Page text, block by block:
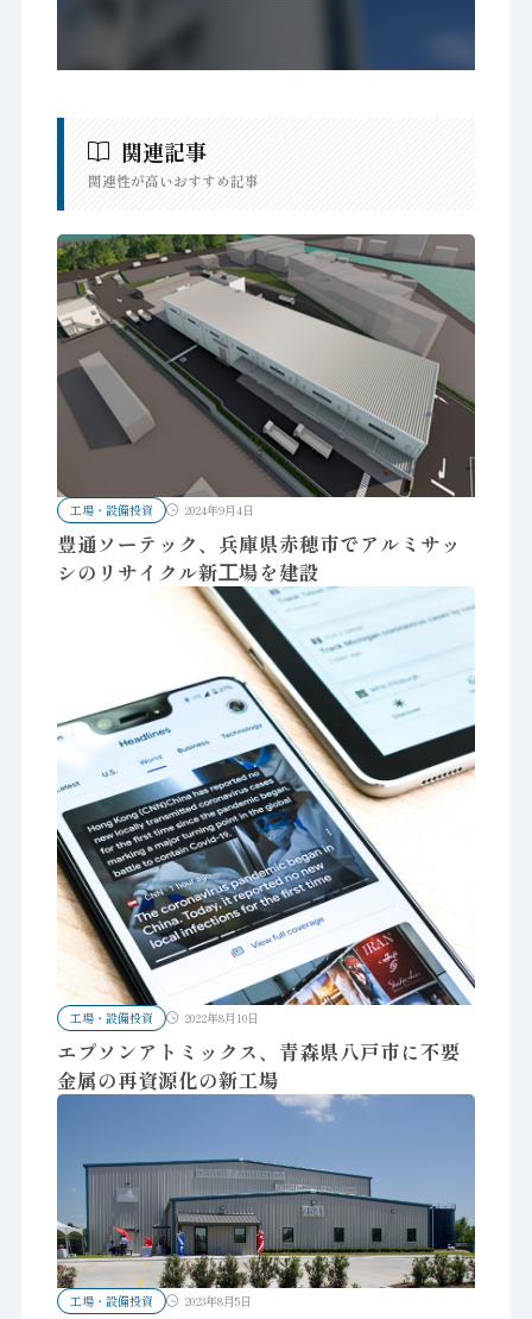
関連記事
関連性が高いおすすめ記事
工場・設備投資 2024年9月4日
豊通ソーテック、兵庫県赤穂市でアルミサッ
シのリサイクル新⼯場を建設
工場・設備投資 2022年8月10日
エプソンアトミックス、青森県八戸市に不要
金属の再資源化の新工場
工場・設備投資 2023年8月5日